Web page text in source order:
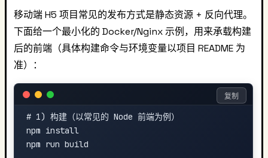
移动端 H5 项目常见的发布方式是静态资源 + 反向代理。
下面给一个最小化的 Docker/Nginx 示例，用来承载构建
后的前端（具体构建命令与环境变量以项目 README 为
准）：
# 1) 构建（以常见的 Node 前端为例）
npm install
npm run build
复制